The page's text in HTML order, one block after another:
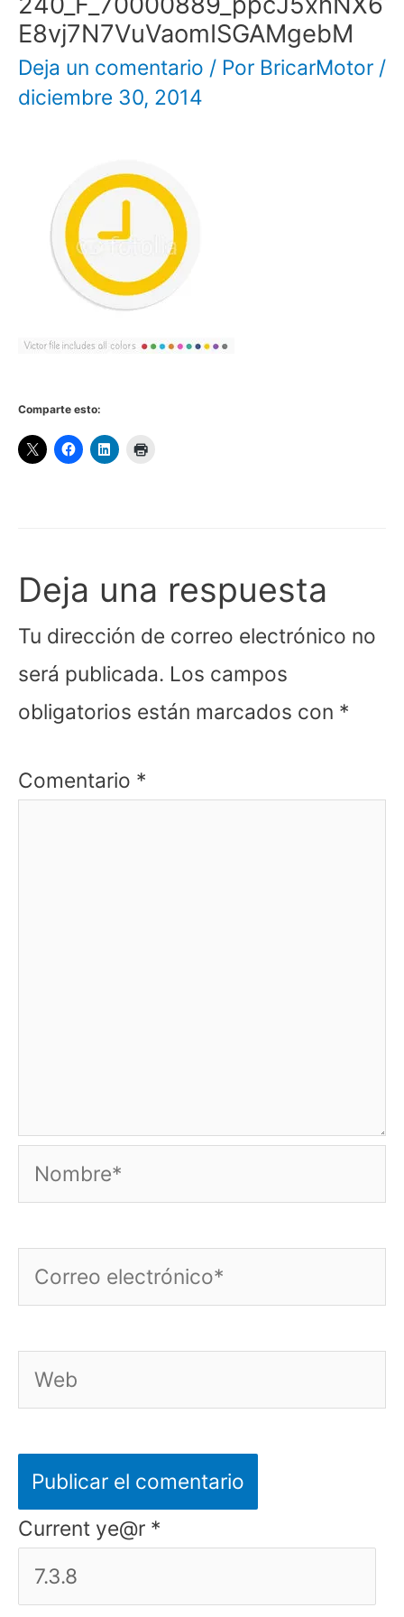
E8vj7N7VuVaomISGAMgebM
Deja un comentario / Por BricarMotor /
diciembre 30, 2014
Comparte esto:
Deja una respuesta
Tu dirección de correo electrónico no
será publicada. Los campos
obligatorios están marcados con *
Comentario *
Nombre*
Correo
electrónico*
Web
Current ye@r *